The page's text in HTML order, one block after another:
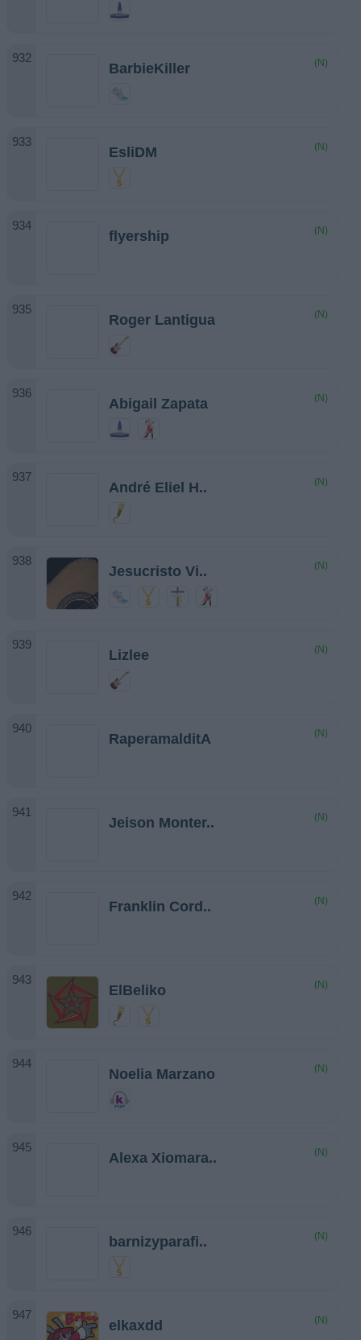
BarbieKiller (N)
EsliDM (N)
flyership (N)
Roger Lantigua (N)
Abigail Zapata (N)
André Eliel H.. (N)
Jesucristo Vi.. (N)
Lizlee (N)
RaperamalditA (N)
Jeison Monter.. (N)
Franklin Cord.. (N)
ElBeliko (N)
Noelia Marzano (N)
Alexa Xiomara.. (N)
barnizyparafi.. (N)
elkaxdd (N)